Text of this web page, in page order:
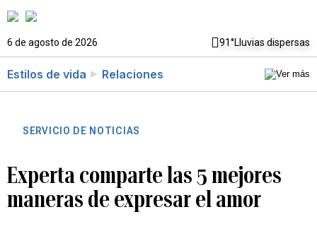
6 de agosto de 2026 91°Lluvias dispersas
Estilos de vida Relaciones
SERVICIO DE NOTICIAS
Experta comparte las 5 mejores
maneras de expresar el amor